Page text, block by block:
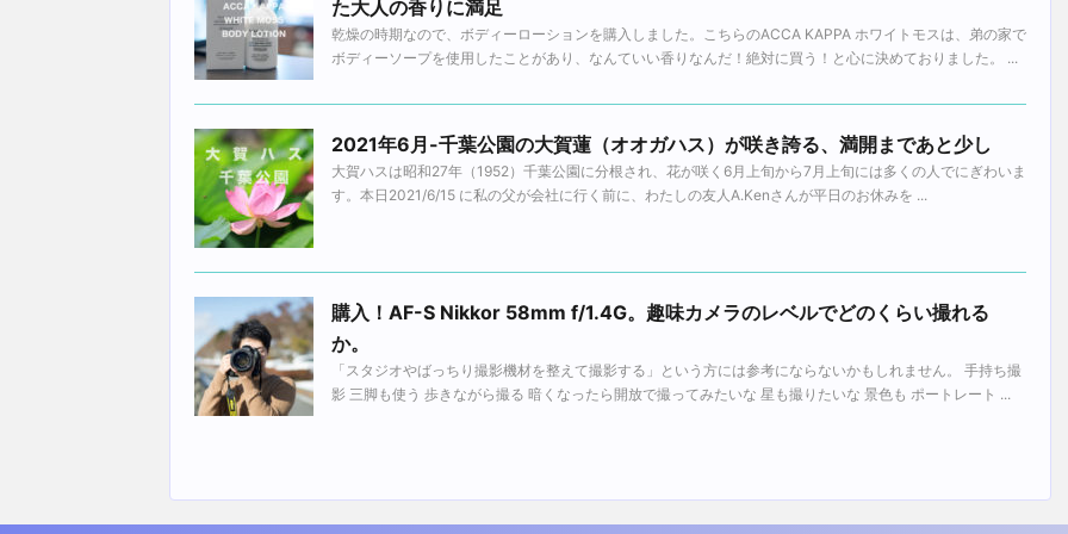
た大人の香りに満足
乾燥の時期なので、ボディーローションを購入しました。こちらのACCA KAPPA ホワイトモスは、弟の家で
ボディーソープを使用したことがあり、なんていい香りなんだ！絶対に買う！と心に決めておりました。 ...
2021年6月-千葉公園の大賀蓮（オオガハス）が咲き誇る、満開まであと少し
大賀ハスは昭和27年（1952）千葉公園に分根され、花が咲く6月上旬から7月上旬には多くの人でにぎわいま
す。本日2021/6/15 に私の父が会社に行く前に、わたしの友人A.Kenさんが平日のお休みを ...
購入！AF-S Nikkor 58mm f/1.4G。趣味カメラのレベルでどのくらい撮れる
か。
「スタジオやばっちり撮影機材を整えて撮影する」という方には参考にならないかもしれません。 手持ち撮
影 三脚も使う 歩きながら撮る 暗くなったら開放で撮ってみたいな 星も撮りたいな 景色も ポートレート ...